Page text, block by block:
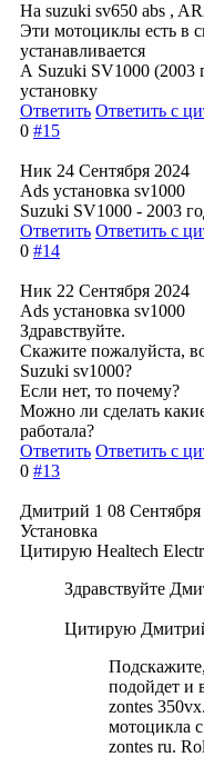
На suzuki sv650 abs ,
Эти мотоциклы есть в
устанавливается
А Suzuki SV1000 (2003
установку
Ответить Ответить с
0 #15
Ник 24 Сентября 2024
Ads установка sv1000
Suzuki SV1000 - 2003
Ответить Ответить с
0 #14
Ник 22 Сентября 2024
Ads установка sv1000
Здравствуйте.
Скажите пожалуйста,
Suzuki sv1000?
Если нет, то почему?
Можно ли сделать
работала?
Ответить Ответить с
0 #13
Дмитрий 1 08
Установка
Цитирую Healtech
Здравствуйте
Цитирую
подойдет и
zontes
мотоцикла
zontes ru.